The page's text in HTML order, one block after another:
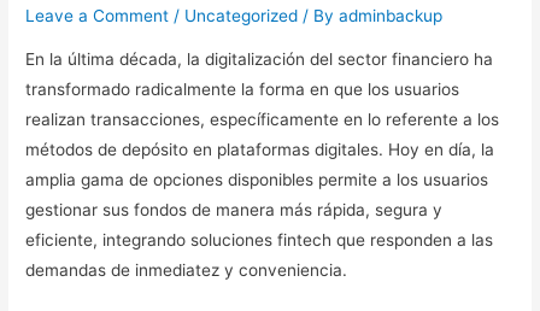
Leave a Comment / Uncategorized / Byadminbackup
En la última década, la digitalización del sector financiero ha
transformado radicalmente la forma en que los usuarios
realizan transacciones, específicamente en lo referente a los
métodos de depósito en plataformas digitales. Hoy en día, la
amplia gama de opciones disponibles permite a los usuarios
gestionar sus fondos de manera más rápida, segura y
eficiente, integrando soluciones fintech que responden a las
demandas de inmediatez y conveniencia.